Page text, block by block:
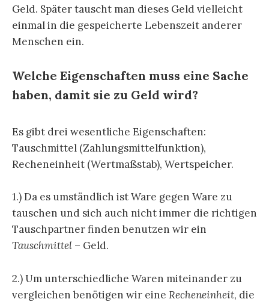
Geld. Später tauscht man dieses Geld vielleicht
einmal in die gespeicherte Lebenszeit anderer
Menschen ein.
Welche Eigenschaften muss eine Sache
haben, damit sie zu Geld wird?
Es gibt drei wesentliche Eigenschaften:
Tauschmittel (Zahlungsmittelfunktion),
Recheneinheit (Wertmaßstab), Wertspeicher.
1.) Da es umständlich ist Ware gegen Ware zu
tauschen und sich auch nicht immer die richtigen
Tauschpartner finden benutzen wir ein
Tauschmittel – Geld.
2.) Um unterschiedliche Waren miteinander zu
vergleichen benötigen wir eine Recheneinheit, die